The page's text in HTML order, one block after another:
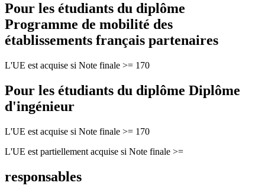
Pour les étudiants du diplôme
Programme de mobilité des
établissements français partenaires
L'UE est acquise si Note finale >= 170
Pour les étudiants du diplôme Diplôme
d'ingénieur
L'UE est acquise si Note finale >= 170
L'UE est partiellement acquise si Note finale >=
responsables